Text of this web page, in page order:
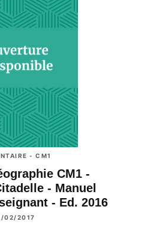
- CM1
CM1 -
- Manuel
- Ed. 2016
02/2017